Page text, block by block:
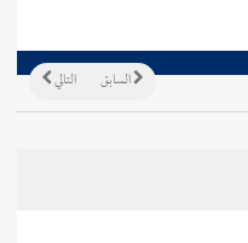
التالي السابق